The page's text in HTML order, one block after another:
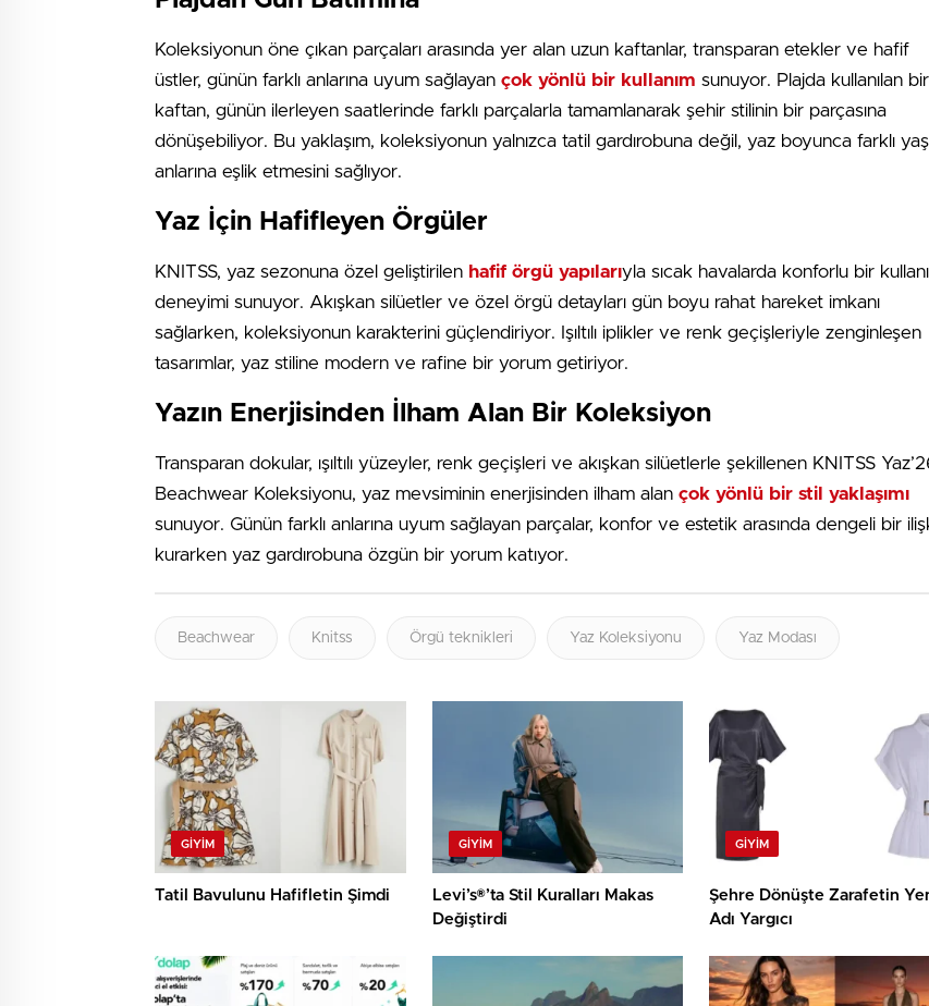
Koleksiyonun öne çıkan parçaları arasında yer alan uzun kaftanlar, transparan etekler ve hafif
üstler, günün farklı anlarına uyum sağlayan çok yönlü bir kullanım sunuyor. Plajda kullanılan bir
kaftan, günün ilerleyen saatlerinde farklı parçalarla tamamlanarak şehir stilinin bir parçasına
dönüşebiliyor. Bu yaklaşım, koleksiyonun yalnızca tatil gardırobuna değil, yaz boyunca farklı
anlarına eşlik etmesini sağlıyor.
Yaz İçin Hafifleyen Örgüler
KNITSS, yaz sezonuna özel geliştirilen hafif örgü yapılarıyla sıcak havalarda konforlu bir
deneyimi sunuyor. Akışkan silüetler ve özel örgü detayları gün boyu rahat hareket imkanı
sağlarken, koleksiyonun karakterini güçlendiriyor. Işıltılı iplikler ve renk geçişleriyle zenginleşen
tasarımlar, yaz stiline modern ve rafine bir yorum getiriyor.
Yazın Enerjisinden İlham Alan Bir Koleksiyon
Transparan dokular, ışıltılı yüzeyler, renk geçişleri ve akışkan silüetlerle şekillenen KNITSS
Beachwear Koleksiyonu, yaz mevsiminin enerjisinden ilham alan çok yönlü bir stil yaklaşımı
sunuyor. Günün farklı anlarına uyum sağlayan parçalar, konfor ve estetik arasında dengeli bir
kurarken yaz gardırobuna özgün bir yorum katıyor.
Beachwear Knitss Örgü teknikleri Yaz Koleksiyonu Yaz Modası
GIYIM
Tatil Bavulunu Hafifletin Şimdi
GIYIM
Levi’s®’ta Stil Kuralları Makas
Değiştirdi
GIYIM
Şehre Dönüşte Zarafetin
Adı Yargıcı